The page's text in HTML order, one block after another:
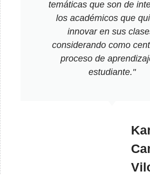
temáticas que son de
los académicos que
innovar en sus
considerando como
proceso de
estudiante."